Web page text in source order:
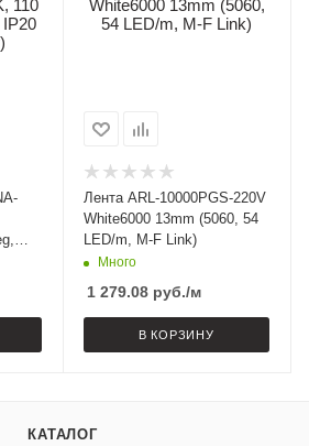
Лента ARL-10000PGS-220V
White6000 13mm (5060, 54
LED/m, M-F Link)
Много
1 279.08руб./м
В КОРЗИНУ
КАТАЛОГ